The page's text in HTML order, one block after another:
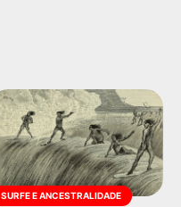
SURFE E ANCESTRALIDADE